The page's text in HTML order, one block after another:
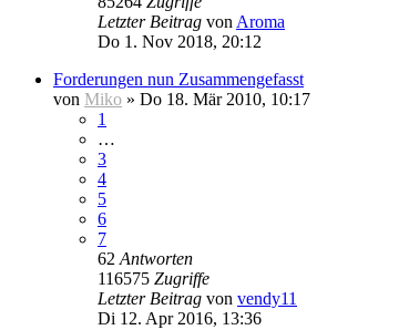
Letzter Beitrag vonAroma
Do 1. Nov 2018, 20:12
Forderungen nun Zusammengefasst
von Miko » Do 18. Mär 2010, 10:17
1
…
3
4
5
6
7
62Antworten
116575 Zugriffe
Letzter Beitrag von vendy11
Di 12. Apr 2016, 13:36